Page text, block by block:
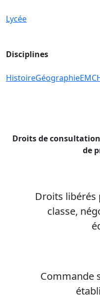
Lycée
Disciplines
HistoireGéographieEMC
Droits de
de
Droits
classe,
Commande